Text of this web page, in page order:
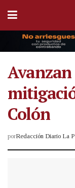
Colón
porRedacción Diario La